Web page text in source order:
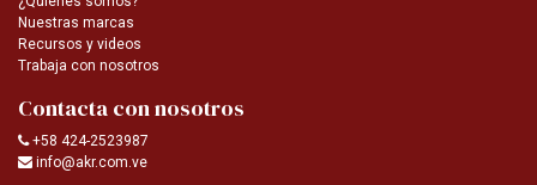
Nuestras marcas
Recursos y videos
Trabaja con nosotros
Contacta con nosotros
+58 424-2523987
info@akr.com.ve